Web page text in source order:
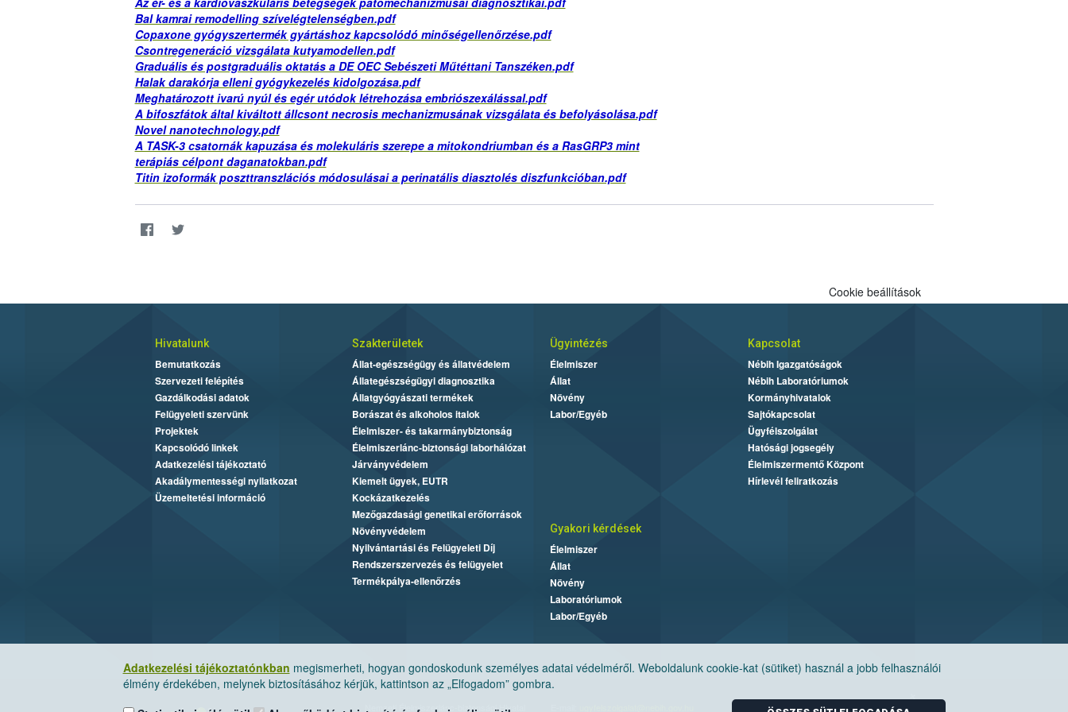
Bal kamrai remodelling szívelégtelenségben.pdf
Copaxone gyógyszertermék gyártáshoz kapcsolódó minőségellenőrzése.pdf
Csontregeneráció vizsgálata kutyamodellen.pdf
Graduális és postgraduális oktatás a DE OEC Sebészeti Műtéttani Tanszéken.pdf
Halak darakórja elleni gyógykezelés kidolgozása.pdf
Meghatározott ivarú nyúl és egér utódok létrehozása embriószexálással.pdf
A bifoszfátok által kiváltott állcsont necrosis mechanizmusának vizsgálata és befolyásolása.pdf
Novel nanotechnology.pdf
A TASK-3 csatornák kapuzása és molekuláris szerepe a mitokondriumban és a RasGRP3 mint
terápiás célpont daganatokban.pdf
Titin izoformák poszttranszlációs módosulásai a perinatális diasztolés diszfunkcióban.pdf
Adatkezelési tájékoztatónkban megismerheti, hogyan gondoskodunk személyes adatai védelméről. Weboldalunk cookie-kat (sütiket) használ a jobb felhasználói
élmény érdekében, melynek biztosításához kérjük, kattintson az „Elfogadom” gombra.
Cookie beállítások
Hivatalunk
Bemutatkozás
Szervezeti felépítés
Gazdálkodási adatok
Felügyeleti szervünk
Projektek
Kapcsolódó linkek
Adatkezelési tájékoztató
Akadálymentességi nyilatkozat
Üzemeltetési információ
Szakterületek
Állat-egészségügy és állatvédelem
Állategészségügyi diagnosztika
Állatgyógyászati termékek
Borászat és alkoholos italok
Élelmiszer- és takarmánybiztonság
Élelmiszerlánc-biztonsági laborhálózat
Járványvédelem
Kiemelt ügyek, EUTR
Kockázatkezelés
Mezőgazdasági genetikai erőforrások
Növényvédelem
Nyilvántartási és Felügyeleti Díj
Rendszerszervezés és felügyelet
Termékpálya-ellenőrzés
Ügyintézés
Élelmiszer
Állat
Növény
Labor/Egyéb
Kapcsolat
Nébih Igazgatóságok
Nébih Laboratóriumok
Kormányhivatalok
Sajtókapcsolat
Ügyfélszolgálat
Hatósági jogsegély
Élelmiszermentő Központ
Hírlevél feliratkozás
Gyakori kérdések
Élelmiszer
Állat
Növény
Laboratóriumok
Labor/Egyéb
Nemzeti Élelmiszerlánc-biztonsági Hivatal